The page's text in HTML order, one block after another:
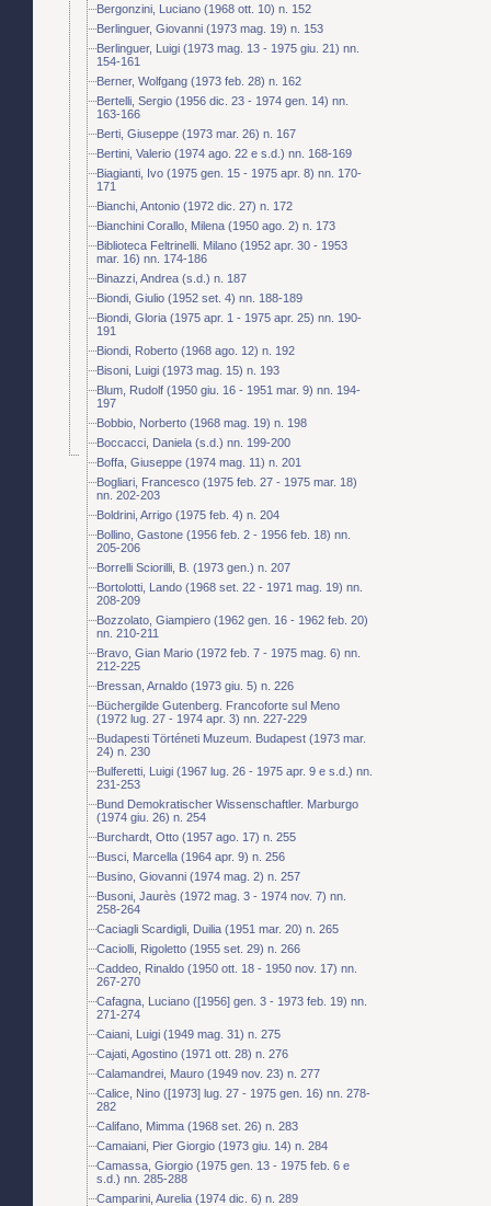
Bergonzini, Luciano (1968 ott. 10) n. 152
Berlinguer, Giovanni (1973 mag. 19) n. 153
Berlinguer, Luigi (1973 mag. 13 - 1975 giu. 21) nn.
154-161
Berner, Wolfgang (1973 feb. 28) n. 162
Bertelli, Sergio (1956 dic. 23 - 1974 gen. 14) nn.
163-166
Berti, Giuseppe (1973 mar. 26) n. 167
Bertini, Valerio (1974 ago. 22 e s.d.) nn. 168-169
Biagianti, Ivo (1975 gen. 15 - 1975 apr. 8) nn. 170-
171
Bianchi, Antonio (1972 dic. 27) n. 172
Bianchini Corallo, Milena (1950 ago. 2) n. 173
Biblioteca Feltrinelli. Milano (1952 apr. 30 - 1953
mar. 16) nn. 174-186
Binazzi, Andrea (s.d.) n. 187
Biondi, Giulio (1952 set. 4) nn. 188-189
Biondi, Gloria (1975 apr. 1 - 1975 apr. 25) nn. 190-
191
Biondi, Roberto (1968 ago. 12) n. 192
Bisoni, Luigi (1973 mag. 15) n. 193
Blum, Rudolf (1950 giu. 16 - 1951 mar. 9) nn. 194-
197
Bobbio, Norberto (1968 mag. 19) n. 198
Boccacci, Daniela (s.d.) nn. 199-200
Boffa, Giuseppe (1974 mag. 11) n. 201
Bogliari, Francesco (1975 feb. 27 - 1975 mar. 18)
nn. 202-203
Boldrini, Arrigo (1975 feb. 4) n. 204
Bollino, Gastone (1956 feb. 2 - 1956 feb. 18) nn.
205-206
Borrelli Sciorilli, B. (1973 gen.) n. 207
Bortolotti, Lando (1968 set. 22 - 1971 mag. 19) nn.
208-209
Bozzolato, Giampiero (1962 gen. 16 - 1962 feb. 20)
nn. 210-211
Bravo, Gian Mario (1972 feb. 7 - 1975 mag. 6) nn.
212-225
Bressan, Arnaldo (1973 giu. 5) n. 226
Büchergilde Gutenberg. Francoforte sul Meno
(1972 lug. 27 - 1974 apr. 3) nn. 227-229
Budapesti Történeti Muzeum. Budapest (1973 mar.
24) n. 230
Bulferetti, Luigi (1967 lug. 26 - 1975 apr. 9 e s.d.) nn.
231-253
Bund Demokratischer Wissenschaftler. Marburgo
(1974 giu. 26) n. 254
Burchardt, Otto (1957 ago. 17) n. 255
Busci, Marcella (1964 apr. 9) n. 256
Busino, Giovanni (1974 mag. 2) n. 257
Busoni, Jaurès (1972 mag. 3 - 1974 nov. 7) nn.
258-264
Caciagli Scardigli, Duilia (1951 mar. 20) n. 265
Caciolli, Rigoletto (1955 set. 29) n. 266
Caddeo, Rinaldo (1950 ott. 18 - 1950 nov. 17) nn.
267-270
Cafagna, Luciano ([1956] gen. 3 - 1973 feb. 19) nn.
271-274
Caiani, Luigi (1949 mag. 31) n. 275
Cajati, Agostino (1971 ott. 28) n. 276
Calamandrei, Mauro (1949 nov. 23) n. 277
Calice, Nino ([1973] lug. 27 - 1975 gen. 16) nn. 278-
282
Califano, Mimma (1968 set. 26) n. 283
Camaiani, Pier Giorgio (1973 giu. 14) n. 284
Camassa, Giorgio (1975 gen. 13 - 1975 feb. 6 e
s.d.) nn. 285-288
Camparini, Aurelia (1974 dic. 6) n. 289